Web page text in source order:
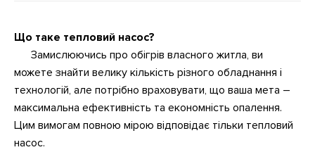
Що таке тепловий насос?
Замислюючись про обігрів власного житла, ви
можете знайти велику кількість різного обладнання і
технологій, але потрібно враховувати, що ваша мета –
максимальна ефективність та економність опалення.
Цим вимогам повною мірою відповідає тільки тепловий
насос.